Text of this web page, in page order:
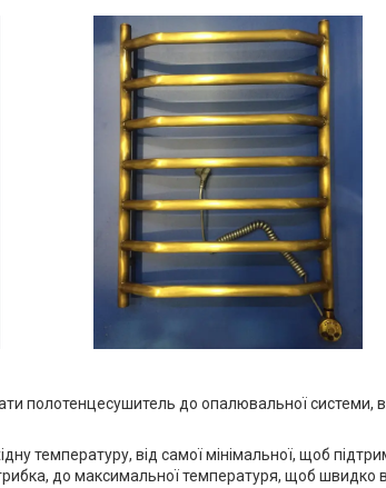
полотенцесушитель до опалювальної системи,
температуру, від самої мінімальної, щоб
до максимальної температуря, щоб швидко